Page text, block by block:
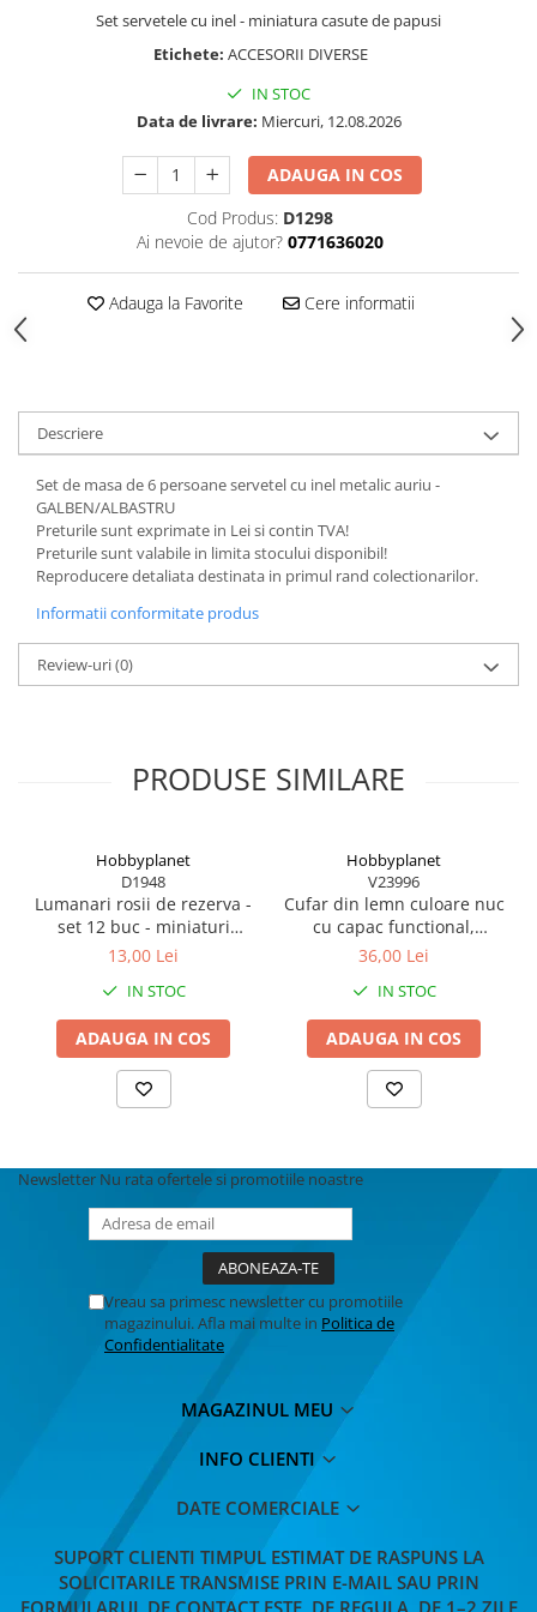
Papusi miniaturale
Casute de papusi
MACHETE MOTOCICLETE SI
MACHETE NAVE MILITARE –
Miniaturi Navale de Colectie
MACHETE RALIU – Miniaturi Masini
de Raliu la Diverse Scari
MACHETE VEHICULE INTERVENTIE
MINI DIORAME
VITRINE, FIGURINE, ACCESORII
MACHETE
Articole Petrecere
BALOANE AIRWALKERS
BALOANE MODELE DEOSEBITE
BALOANE MUZICALE
BALOANE SUPERSHAPE SI JUMBO
DECORATIUNI CRACIUN SI ANUL
NOU
DECORATIUNI PETRECERE
CARNAVAL
POSTERE PENTRU PERETE SI
ACCESORII
SUPORTERI MECIURI SPORT
Costume Petrecere
BODY - BUST
COSTUME BAIETI SI PELERINE
COSTUME FETE ROCHITE FUSTE
COSTUME PETRECERE ADULTI
COSTUME SI ACCESORII
Set servetele cu inel - miniatura casute de papusi
Etichete: ACCESORII DIVERSE
IN STOC
Data de livrare: Miercuri, 12.08.2026
ADAUGA IN COS
Cod Produs: D1298
Ai nevoie de ajutor? 0771636020
Adauga la Favorite Cere informatii
Descriere
Set de masa de 6 persoane servetel cu inel metalic auriu -
GALBEN/ALBASTRU
Preturile sunt exprimate in Lei si contin TVA!
Preturile sunt valabile in limita stocului disponibil!
Reproducere detaliata destinata in primul rand colectionarilor.
Informatii conformitate produs
Review-uri(0)
PRODUSE SIMILARE
Hobbyplanet
D1948
Lumanari rosii de rezerva -
set 12 buc - miniaturi
papusi
13,00 Lei
IN STOC
ADAUGA IN COS
Hobbyplanet
V23996
Cufar din lemn culoare nuc
cu capac functional,
miniatura 1:12 pentru
36,00 Lei
IN STOC
ADAUGA IN COS
Newsletter Nu rata ofertele si promotiile noastre
Vreau sa primesc newsletter cu promotiile
magazinului. Afla mai multe in Politica de
Confidentialitate
MAGAZINUL MEU
INFO CLIENTI
DATE COMERCIALE
SUPORT CLIENTI TIMPUL ESTIMAT DE RASPUNS LA
SOLICITARILE TRANSMISE PRIN E-MAIL SAU PRIN
FORMULARUL DE CONTACT ESTE, DE REGULA, DE 1–2 ZILE